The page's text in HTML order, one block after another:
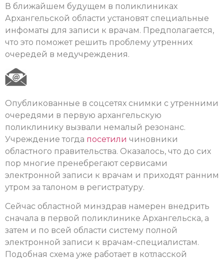
В ближайшем будущем в поликлиниках
Архангельской области установят специальные
инфоматы для записи к врачам. Предполагается,
что это поможет решить проблему утренних
очередей в медучреждения.
Опубликованные в соцсетях снимки с утренними
очередями в первую архангельскую
поликлинику вызвали немалый резонанс.
Учреждение тогда посетили чиновники
областного правительства. Оказалось, что до сих
пор многие пренебрегают сервисами
электронной записи к врачам и приходят ранним
утром за талоном в регистратуру.
Сейчас областной минздрав намерен внедрить
сначала в первой поликлинике Архангельска, а
затем и по всей области систему полной
электронной записи к врачам-специалистам.
Подобная схема уже работает в котласской